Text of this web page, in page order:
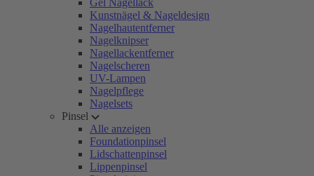
Gel Nagellack
Kunstnägel & Nageldesign
Nagelhautentferner
Nagelknipser
Nagellackentferner
Nagelscheren
UV-Lampen
Nagelpflege
Nagelsets
Pinsel
Alle anzeigen
Foundationpinsel
Lidschattenpinsel
Lippenpinsel